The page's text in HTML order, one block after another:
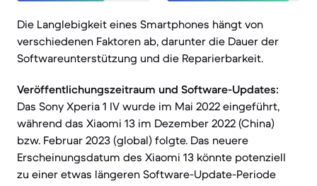
Die Langlebigkeit eines Smartphones hängt von
verschiedenen Faktoren ab, darunter die Dauer der
Softwareunterstützung und die Reparierbarkeit.
Veröffentlichungszeitraum und Software-Updates:
Das Sony Xperia 1 IV wurde im Mai 2022 eingeführt,
während das Xiaomi 13 im Dezember 2022 (China)
bzw. Februar 2023 (global) folgte. Das neuere
Erscheinungsdatum des Xiaomi 13 könnte potenziell
zu einer etwas längeren Software-Update-Periode